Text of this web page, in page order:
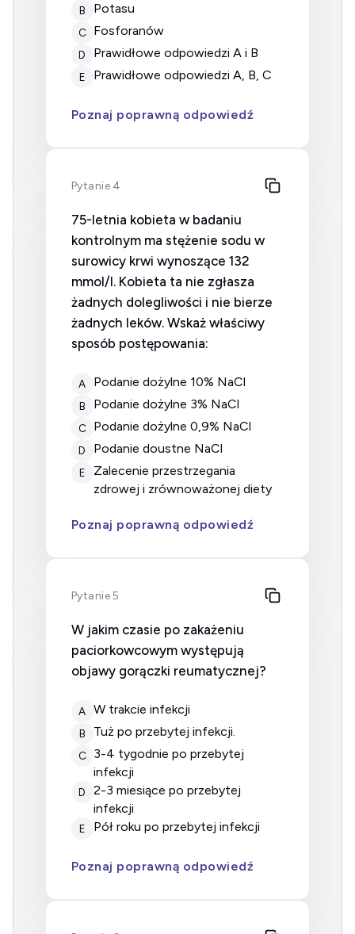
B potasu
C fosforanów
D prawidłowe odpowiedzi A i B
E prawidłowe odpowiedzi A, B, C
Poznaj poprawną odpowiedź
Pytanie 4
75-letnia kobieta w badaniu
kontrolnym ma stężenie sodu w
surowicy krwi wynoszące 132
mmol/l. Kobieta ta nie zgłasza
żadnych dolegliwości i nie bierze
żadnych leków. Wskaż właściwy
sposób postępowania:
A Podanie dożylne 10% NaCl
B Podanie dożylne 3% NaCl
C Podanie dożylne 0,9% NaCl
D Podanie doustne NaCl
E
Zalecenie przestrzegania
zdrowej i zrównoważonej diety
Poznaj poprawną odpowiedź
Pytanie 5
W jakim czasie po zakażeniu
paciorkowcowym występują
objawy gorączki reumatycznej?
A w trakcie infekcji
B tuż po przebytej infekcji.
C
3-4 tygodnie po przebytej
infekcji
D
2-3 miesiące po przebytej
infekcji
E pół roku po przebytej infekcji
Poznaj poprawną odpowiedź